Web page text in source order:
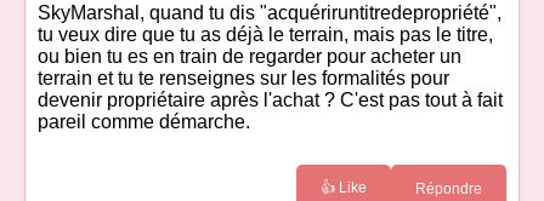
SkyMarshal, quand tu dis "acquériruntitredepropriété",
tu veux dire que tu as déjà le terrain, mais pas le titre,
ou bien tu es en train de regarder pour acheter un
terrain et tu te renseignes sur les formalités pour
devenir propriétaire après l'achat ? C'est pas tout à fait
pareil comme démarche.
👍 Like Répondre